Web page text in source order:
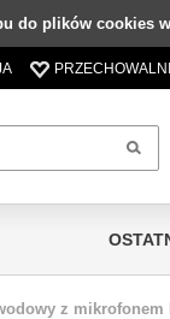
do plików cookies
z mikrofonem